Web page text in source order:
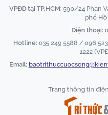
VPĐD tại TP.HCM: 590/24 Phan
phố Hồ
Điện thoại:
Hotline: 035 249 5588 / 096
1222
Email:
Trang thông tin